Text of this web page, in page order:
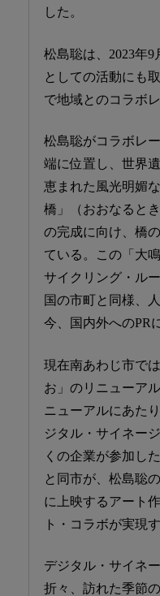
した。
松島聡は、2023年
としての活動にも
で地域とのコラボ
松島聡がコラボレ
端に位置し、世界
恵まれた風光明媚
橋」（おおなると
の完成に向け、橋
ている。この「大
サイクリング・ル
国の市町と同様、
今、国内外へのPR
現在南あわじ市で
お」のリニューア
ニューアルにあた
ジタル・サイネー
くの企業が参加し
と同市が、松島聡
に上映するアート
ト・コラボが実現
デジタル・サイネ
折々、訪れた季節